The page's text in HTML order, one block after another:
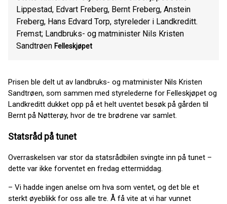
Lippestad, Edvart Freberg, Bernt Freberg, Anstein
Freberg, Hans Edvard Torp, styreleder i Landkreditt.
Fremst; Landbruks- og matminister Nils Kristen
Sandtrøen Felleskjøpet
Prisen ble delt ut av landbruks- og matminister Nils Kristen
Sandtrøen, som sammen med styrelederne for Felleskjøpet og
Landkreditt dukket opp på et helt uventet besøk på gården til
Bernt på Nøtterøy, hvor de tre brødrene var samlet.
Statsråd på tunet
Overraskelsen var stor da statsrådbilen svingte inn på tunet –
dette var ikke forventet en fredag ettermiddag.
– Vi hadde ingen anelse om hva som ventet, og det ble et
sterkt øyeblikk for oss alle tre. Å få vite at vi har vunnet